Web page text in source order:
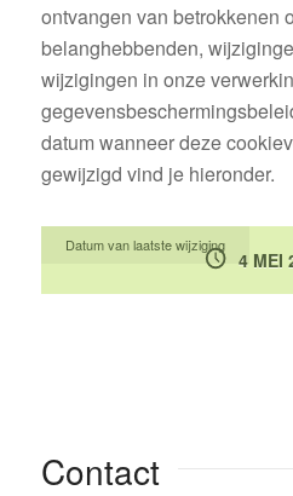
ontvangen van betrokkenen
belanghebbenden,
wijzigingen in onze
datum wanneer deze
gewijzigd vind je hieronder.
Datum van laatste wijziging
4 MEI
Contact